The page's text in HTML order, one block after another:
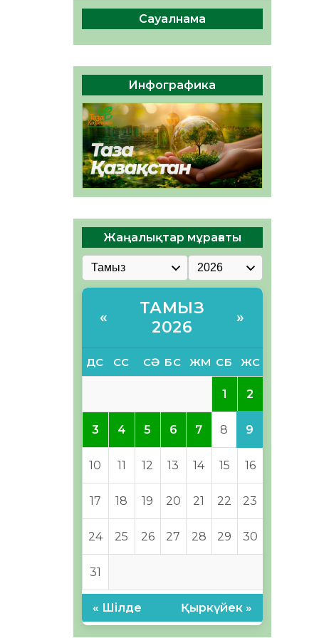
Руслан Рүстемұлы облыс
әкімінің кеңесшісі болып
тағайындалды
05.08.2026
67 0
Сауалнама
Инфографика
Жаңалықтар мұрағаты
«
ТАМЫЗ
2026
»
ДС СС СӘ БС ЖМ СБ ЖС
1 2
3 4 5 6 7 8 9
10 11 12 13 14 15 16
17 18 19 20 21 22 23
24 25 26 27 28 29 30
31
« Шілде Қыркүйек »